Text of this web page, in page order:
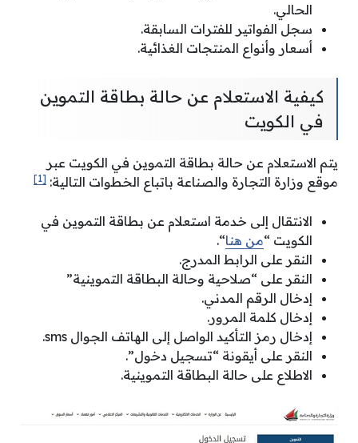
الحالي.
سجل الفواتير للفترات السابقة.
أسعار وأنواع المنتجات الغذائية.
كيفية الاستعلام عن حالة بطاقة التموين
في الكويت
يتم الاستعلام عن حالة بطاقة التموين في الكويت عبر
موقع وزارة التجارة والصناعة باتباع الخطوات التالية: [1]
الانتقال إلى خدمة استعلام عن بطاقة التموين في
الكويت “من هنا“.
النقر على الرابط المدرج.
النقر على “صلاحية وحالة البطاقة التموينية”
إدخال الرقم المدني.
إدخال كلمة المرور.
إدخال رمز التأكيد الواصل إلى الهاتف الجوال sms.
النقر على أيقونة “تسجيل دخول”.
الاطلاع على حالة البطاقة التموينية.